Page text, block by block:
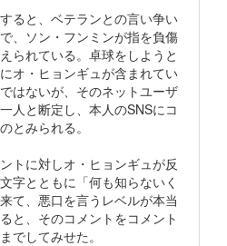
ると、ベテランとの言い争い
、ソン・フンミンが指を負傷
られている。卓球をしようと
オ・ヒョンギュが含まれてい
はないが、そのネットユーザ
人と断定し、本人のSNSにコ
とみられる。
トに対しオ・ヒョンギュが反
字とともに「何も知らないく
て、悪口を言うレベルが本当
と、そのコメントをコメント
でしてみせた。